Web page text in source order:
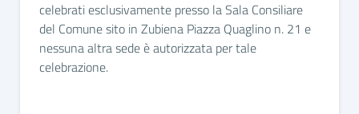
celebrati esclusivamente presso la Sala Consiliare
del Comune sito in Zubiena Piazza Quaglino n. 21 e
nessuna altra sede è autorizzata per tale
celebrazione.